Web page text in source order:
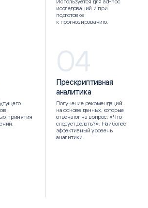
исследований и при
подготовке
к прогнозированию.
принятия
04
Прескриптивная
аналитика
Получение рекомендаций
на основе данных, которые
отвечают на вопрос: «Что
следует делать?». Наиболее
эффективный уровень
аналитики.